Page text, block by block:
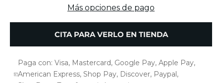
Más opciones de pago
CITA PARA VERLO EN TIENDA
Paga con: Visa, Mastercard, Google Pay, Apple Pay,
American Express, Shop Pay, Discover, Paypal,